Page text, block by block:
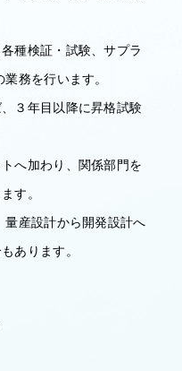
種検証・試験、サプラ
務を行います。
３年目以降に昇格試験
へ加わり、関係部門を
す。
産設計から開発設計へ
あります。